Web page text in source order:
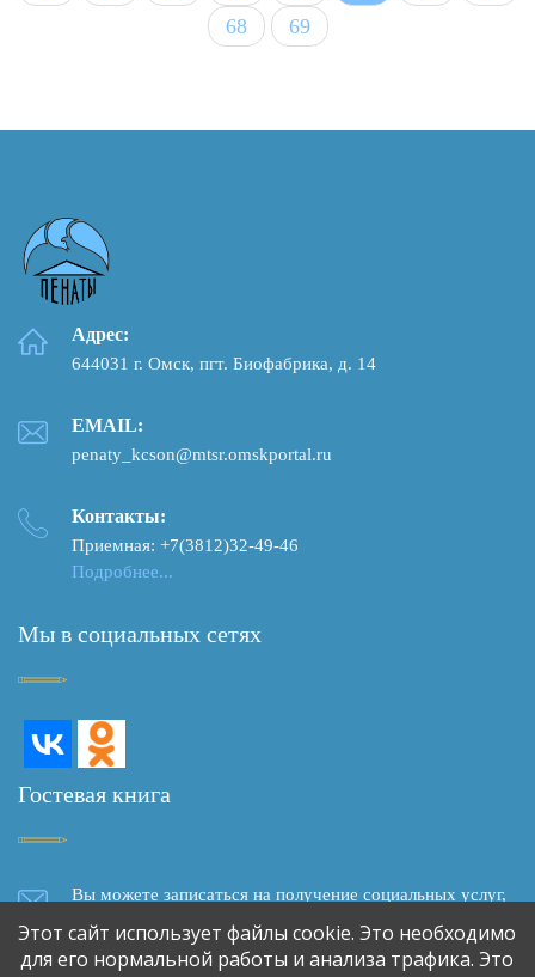
68
69
Адрес:
644031 г. Омск, пгт. Биофабрика, д. 14
EMAIL:
penaty_kcson@mtsr.omskportal.ru
Контакты:
Приемная: +7(3812)32-49-46
Подробнее...
Мы в социальных сетях
Гостевая книга
Вы можете записаться на получение социальных услуг,
задать вопрос, написать отзыв о качестве социального
обслуживания, сделать предложение о сотрудничестве,
Этот сайт использует файлы cookie. Это необходимо
для его нормальной работы и анализа трафика. Это